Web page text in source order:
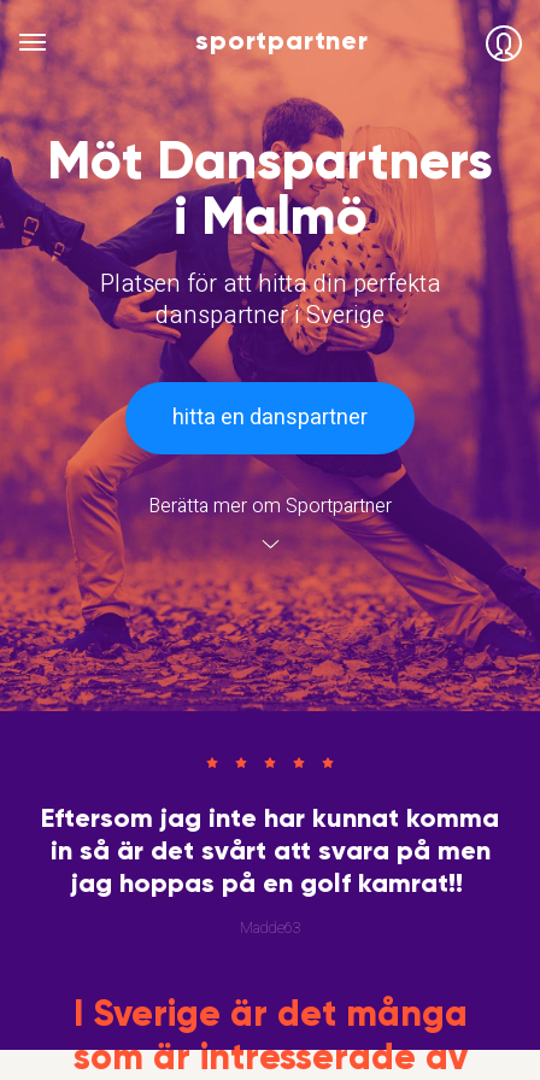
sportpartner
Möt Danspartners
i Malmö
Platsen för att hitta din perfekta
danspartner i Sverige
hitta en danspartner
Berätta mer om Sportpartner
Eftersom jag inte har kunnat komma
in så är det svårt att svara på men
jag hoppas på en golf kamrat!!
Madde63
I Sverige är det många
som är intresserade av